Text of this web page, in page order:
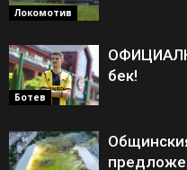
Локомотив
Ботев
бек!